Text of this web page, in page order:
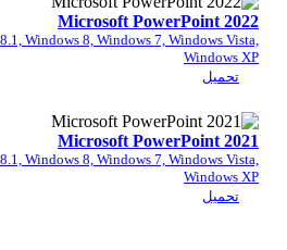
Microsoft
10, Windows 8.1, Windows 8, Windows
Microsoft
10, Windows 8.1, Windows 8, Windows